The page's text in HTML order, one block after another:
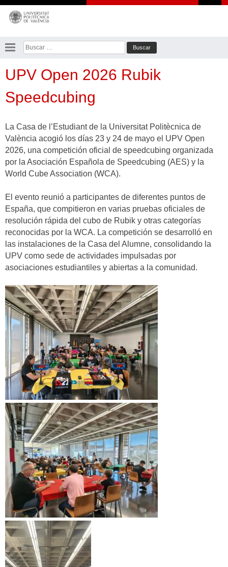
Saltar
contenido
Buscar:
UPV Open 2026 Rubik
Speedcubing
La Casa de l’Estudiant de la Universitat Politècnica de
València acogió los días 23 y 24 de mayo el UPV Open
2026, una competición oficial de speedcubing organizada
por la Asociación Española de Speedcubing (AES) y la
World Cube Association (WCA).
El evento reunió a participantes de diferentes puntos de
España, que compitieron en varias pruebas oficiales de
resolución rápida del cubo de Rubik y otras categorías
reconocidas por la WCA. La competición se desarrolló en
las instalaciones de la Casa del Alumne, consolidando la
UPV como sede de actividades impulsadas por
asociaciones estudiantiles y abiertas a la comunidad.